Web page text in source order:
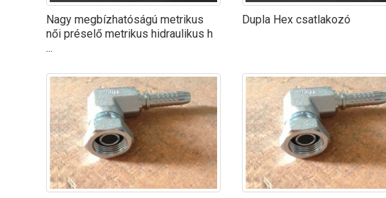
Nagy megbízhatóságú metrikus
női préselő metrikus hidraulikus h
...
Dupla Hex csatlakozó